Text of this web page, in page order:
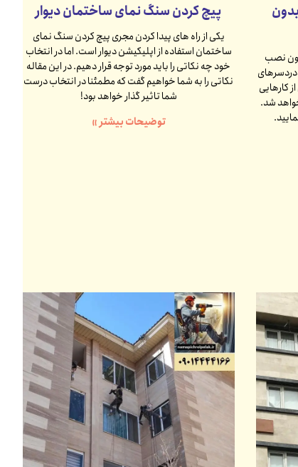
نصب
دردسرهای
کارهایی
شد.
پیچ کردن سنگ نمای ساختمان دیوار
یکی از راه های پیدا کردن مجری پیچ کردن سنگ نمای
ساختمان استفاده از اپلیکیشن دیوار است. اما در انتخاب
خود چه نکاتی را باید مورد توجه قرار دهیم. در این مقاله
نکاتی را به شما خواهیم گفت که مطمئنا در انتخاب درست
شما تاثیر گذار خواهد بود!
توضیحات بیشتر »